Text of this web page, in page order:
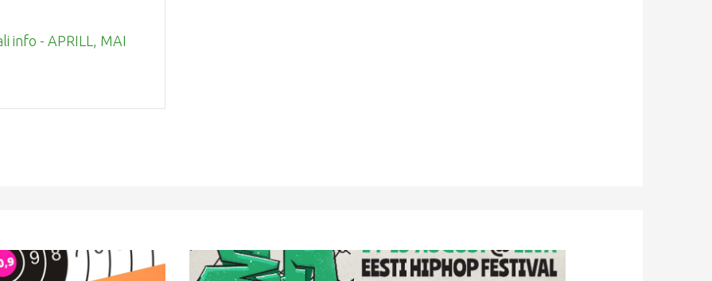
info - APRILL, MAI